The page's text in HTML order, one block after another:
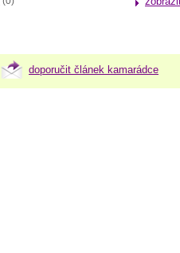
doporučit článek kamarádce